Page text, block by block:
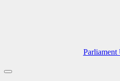
Parliament